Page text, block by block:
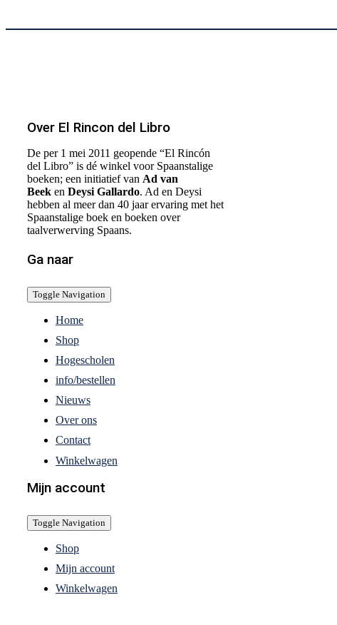
Over El Rincon del Libro
De per 1 mei 2011 geopende “El Rincón
del Libro” is dé winkel voor Spaanstalige
boeken; een initiatief van Ad van
Beeken Deysi Gallardo. Ad en Deysi
hebben al meer dan 40 jaar ervaring met het
Spaanstalige boek en boeken over
taalverwerving Spaans.
Ga naar
Toggle Navigation
Home
Shop
Hogescholen
info/bestellen
Nieuws
Over ons
Contact
Winkelwagen
Mijn account
Toggle Navigation
Shop
Mijn account
Winkelwagen